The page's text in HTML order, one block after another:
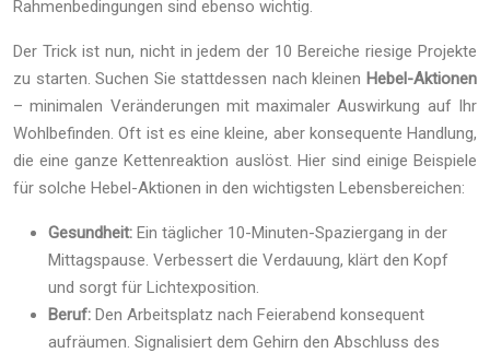
Rahmenbedingungen sind ebenso wichtig.
Der Trick ist nun, nicht in jedem der 10 Bereiche riesige Projekte
zu starten. Suchen Sie stattdessen nach kleinen Hebel-Aktionen
– minimalen Veränderungen mit maximaler Auswirkung auf Ihr
Wohlbefinden. Oft ist es eine kleine, aber konsequente Handlung,
die eine ganze Kettenreaktion auslöst. Hier sind einige Beispiele
für solche Hebel-Aktionen in den wichtigsten Lebensbereichen:
Gesundheit: Ein täglicher 10-Minuten-Spaziergang in der
Mittagspause. Verbessert die Verdauung, klärt den Kopf
und sorgt für Lichtexposition.
Beruf: Den Arbeitsplatz nach Feierabend konsequent
aufräumen. Signalisiert dem Gehirn den Abschluss des